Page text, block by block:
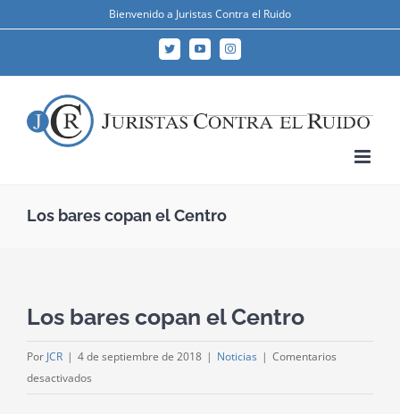
Bienvenido a Juristas Contra el Ruido
TwitterYouTubeInstagram
Los bares copan el Centro
Los bares copan el Centro
Por JCR | 4 de septiembre de 2018 | Noticias | Comentarios
desactivados